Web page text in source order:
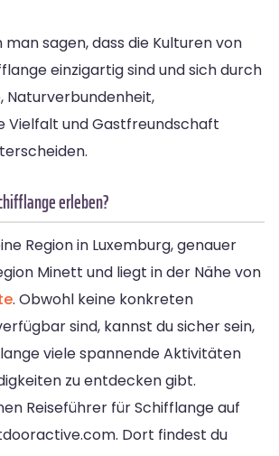
sagen, dass die Kulturen von
einzigartig sind und sich durch
Naturverbundenheit,
Vielfalt und Gastfreundschaft
erleben?
Region in Luxemburg, genauer
Minett und liegt in der Nähe von
. Obwohl keine konkreten
sind, kannst du sicher sein,
viele spannende Aktivitäten
zu entdecken gibt.
Reiseführer für Schifflange auf
Dort findest du